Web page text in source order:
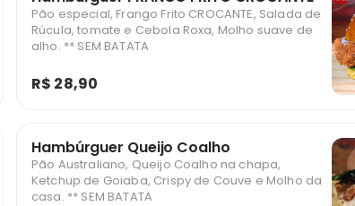
Pão especial, Frango Frito CROCANTE, Salada de
Rúcula, tomate e Cebola Roxa, Molho suave de
alho. ** SEM BATATA
R$ 28,90
Hambúrguer Queijo Coalho
Pão Australiano, Queijo Coalho na chapa,
Ketchup de Goiaba, Crispy de Couve e Molho da
casa. ** SEM BATATA